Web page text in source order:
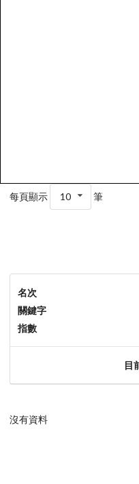
每頁顯示 10 筆
名次
關鍵字
指數
目
沒有資料